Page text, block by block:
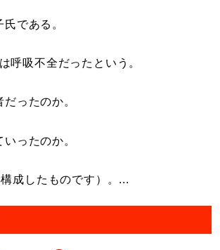
である。
吸不全だったという。
ったのか。
ったのか。
成したものです）。...